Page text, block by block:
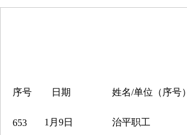
序号 日期 姓名/单位（序号）
653 1月9日 治平职工